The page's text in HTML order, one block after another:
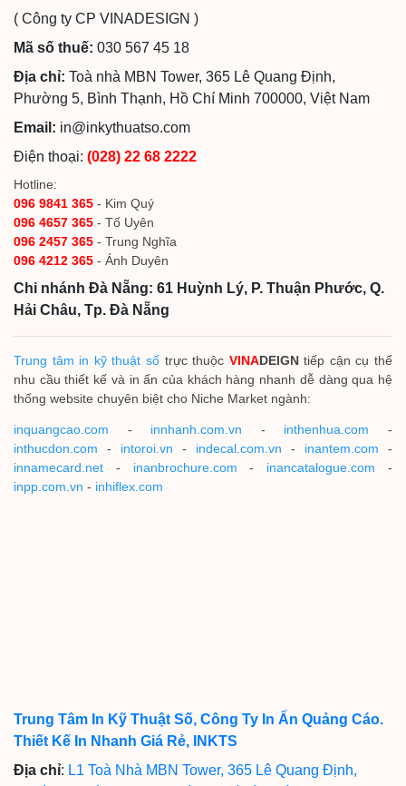
( Công ty CP VINADESIGN )
Mã số thuế: 030 567 45 18
Địa chỉ: Toà nhà MBN Tower, 365 Lê Quang Định,
Phường 5, Bình Thạnh, Hồ Chí Minh 700000, Việt Nam
Email: in@inkythuatso.com
Điện thoại: (028) 22 68 2222
Hotline:
096 9841 365 - Kim Quý
096 4657 365 - Tố Uyên
096 2457 365 - Trung Nghĩa
096 4212 365 - Ánh Duyên
Chi nhánh Đà Nẵng: 61 Huỳnh Lý, P. Thuận Phước, Q.
Hải Châu, Tp. Đà Nẵng
Trung tâm in kỹ thuật sốtrực thuộc VINADEIGNtiếp cận cụ thể
nhu cầu thiết kế và in ấn của khách hàng nhanh dễ dàng qua hệ
thống website chuyên biệt cho Niche Market ngành:
inquangcao.com - innhanh.com.vn - inthenhua.com -
inthucdon.com - intoroi.vn - indecal.com.vn - inantem.com -
innamecard.net - inanbrochure.com - inancatalogue.com -
inpp.com.vn - inhiflex.com
Trung Tâm In Kỹ Thuật Số, Công Ty In Ấn Quảng Cáo.
Thiết Kế In Nhanh Giá Rẻ, INKTS
Địa chỉ: L1 Toà Nhà MBN Tower, 365 Lê Quang Định,